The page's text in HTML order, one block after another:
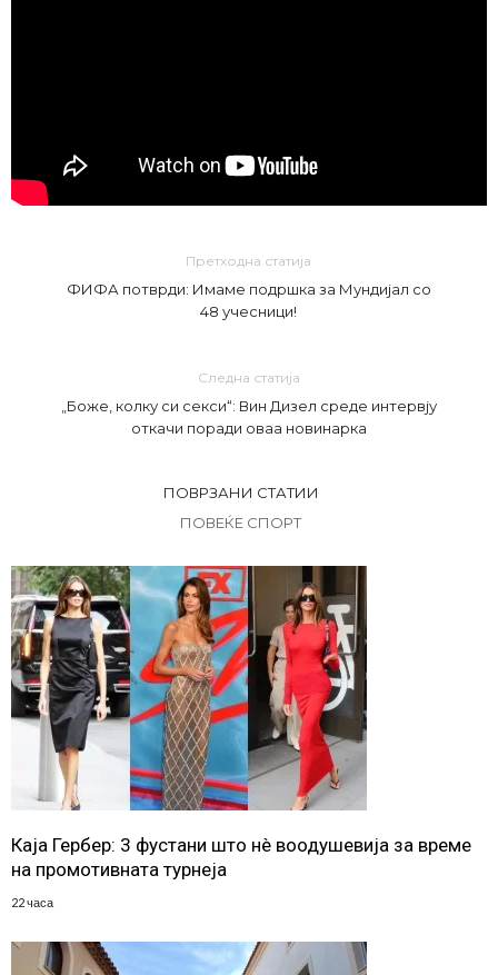
Претходна статија
ФИФА потврди: Имаме подршка за Мундијал со
48 учесници!
Следна статија
„Боже, колку си секси“: Вин Дизел среде интервју
откачи поради оваа новинарка
ПОВРЗАНИ СТАТИИ
ПОВЕЌЕ СПОРТ
Каја Гербер: 3 фустани што нè воодушевија за време
на промотивната турнеја
22 часа